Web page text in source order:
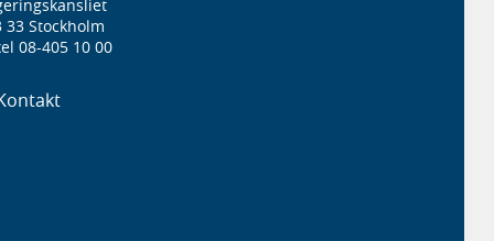
33 Stockholm
08-405 10 00